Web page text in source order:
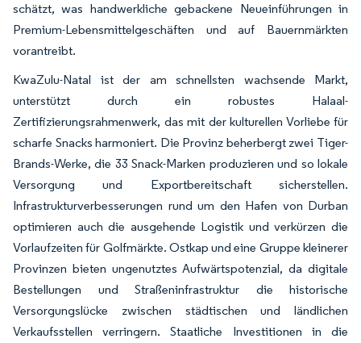
schätzt, was handwerkliche gebackene Neueinführungen in
Premium-Lebensmittelgeschäften und auf Bauernmärkten
vorantreibt.
KwaZulu-Natal ist der am schnellsten wachsende Markt,
unterstützt durch ein robustes Halaal-
Zertifizierungsrahmenwerk, das mit der kulturellen Vorliebe für
scharfe Snacks harmoniert. Die Provinz beherbergt zwei Tiger-
Brands-Werke, die 33 Snack-Marken produzieren und so lokale
Versorgung und Exportbereitschaft sicherstellen.
Infrastrukturverbesserungen rund um den Hafen von Durban
optimieren auch die ausgehende Logistik und verkürzen die
Vorlaufzeiten für Golfmärkte. Ostkap und eine Gruppe kleinerer
Provinzen bieten ungenutztes Aufwärtspotenzial, da digitale
Bestellungen und Straßeninfrastruktur die historische
Versorgungslücke zwischen städtischen und ländlichen
Verkaufsstellen verringern. Staatliche Investitionen in die